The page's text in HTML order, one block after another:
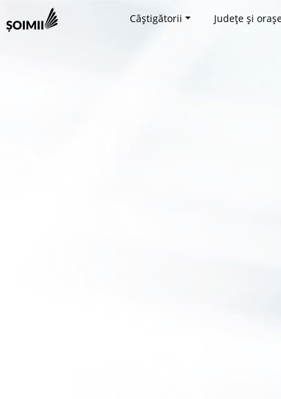
Câștigătorii Județe și